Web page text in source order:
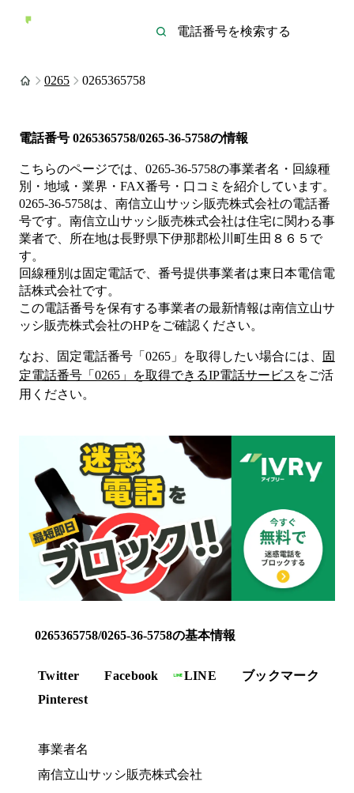
0265 0265365758
電話番号 0265365758/0265-36-5758の情報
こちらのページでは、 0265-36-5758の事業者名・回線種
別・地域・業界・FAX番号・口コミを紹介しています。
0265-36-5758は、 南信立山サッシ販売株式会社の電話番
号です。 南信立山サッシ販売株式会社は住宅に関わる事
業者で、所在地は長野県下伊那郡松川町生田８６５ で
す。
回線種別は固定電話で、番号提供事業者は東日本電信電
話株式会社です。
この電話番号を保有する事業者の最新情報は南信立山サ
ッシ販売株式会社のHPをご確認ください。
なお、固定電話番号「 0265 」を取得したい場合には、
固
定電話番号「 0265 」を取得できるIP電話サービス をご活
用ください。
0265365758/0265-36-5758の基本情報
Twitter Facebook LINE
ブックマーク
Pinterest
事業者名
南信立山サッシ販売株式会社